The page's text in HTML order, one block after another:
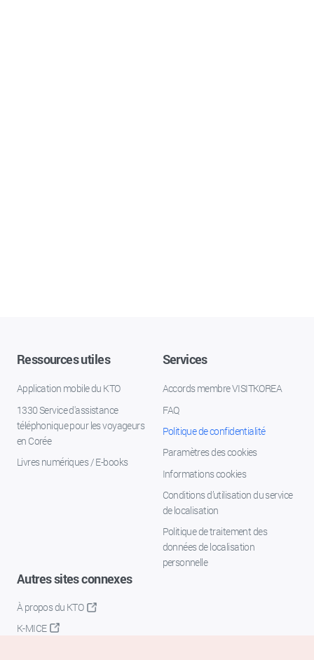
Ressources utiles
Application mobile du KTO
1330 Service d'assistance
téléphonique pour les voyageurs
en Corée
Livres numériques / E-books
Services
Accords membre VISITKOREA
FAQ
Politique de confidentialité
Paramètres des cookies
Informations cookies
Conditions d’utilisation du service
de localisation
Politique de traitement des
données de localisation
personnelle
Autres sites connexes
À propos du KTO
K-MICE